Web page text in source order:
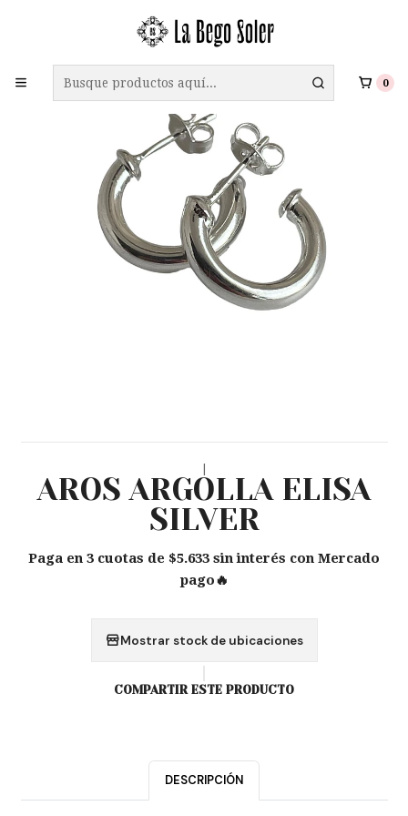
0
ENVÍO GRATIS A TODO CHILE EN COMPRAS SOBRE $69.990
|
AROS ARGOLLA ELISA
SILVER
Paga en 3 cuotas de $5.633 sin interés con Mercado
pago🔥
Mostrar stock de ubicaciones
COMPARTIR ESTE PRODUCTO
DESCRIPCIÓN